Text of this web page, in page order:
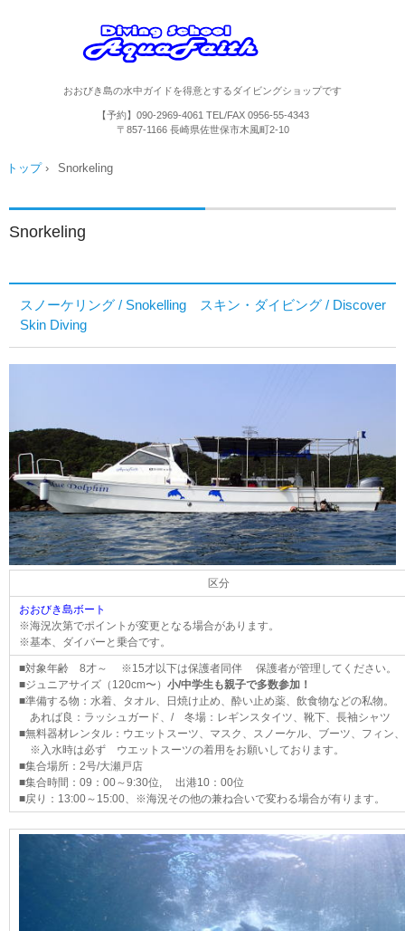
おおびき島の水中ガイドを得意とするダイビングショップです
【予約】090-2969-4061 TEL/FAX 0956-55-4343
〒857-1166 長崎県佐世保市木風町2-10
トップ› Snorkeling
Snorkeling
スノーケリング / Snokelling
スキン・ダイビング / Discover
Skin Diving
区分
おおびき島ボート
※海況次第でポイントが変更となる場合があります。
※基本、ダイバーと乗合です。
■対象年齢 8才～
※15才以下は保護者同伴 保護者が管理してください。
■ジュニアサイズ（120cm〜） 小/中学生も親子で多数参加！
■準備する物：水着、タオル、日焼け止め、酔い止め薬、飲食物などの私物。
あれば良：ラッシュガード、/ 冬場：レギンスタイツ、靴下、長袖シャツ
■無料器材レンタル：ウエットスーツ、マスク、スノーケル、ブーツ、フィン
※入水時は必ず ウエットスーツの着用をお願いしております。
■集合場所：2号/大瀬戸店
■集合時間：09：00～9:30位, 出港10：00位
■戻り：13:00～15:00、※海況その他の兼ね合いで変わる場合が有ります。